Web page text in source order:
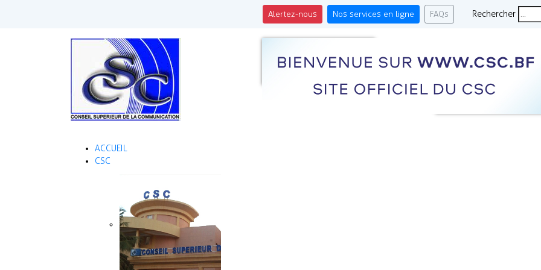
Alertez-nous Nos services en ligne FAQs Rechercher
ACCUEIL
CSC